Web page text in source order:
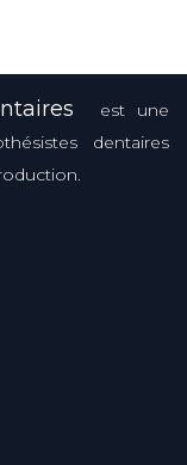
est une
dentaires